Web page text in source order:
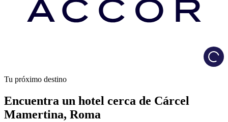
Tu próximo destino
Encuentra un hotel cerca de Cárcel
Mamertina, Roma